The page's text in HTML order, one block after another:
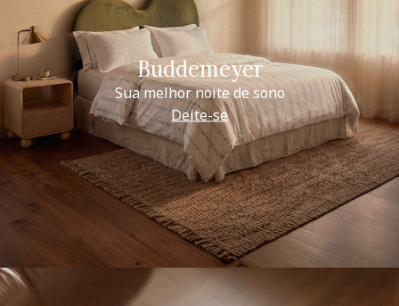
Buddemeyer
Sua melhor noite de sono
Deite-se